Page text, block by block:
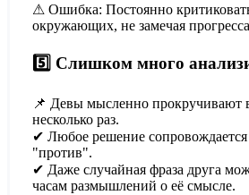
⚠ Ошибка: Постоянно
окружающих, не замечая
5️⃣ Слишком много
📌 Девы мысленно прокручивают
несколько раз.
✔ Любое решение сопровождается
"против".
✔ Даже случайная фраза друга
часам размышлений о её смысле.